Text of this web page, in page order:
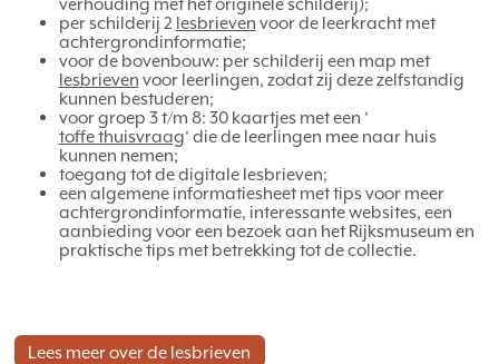
per schilderij 2 lesbrieven voor de leerkracht met
achtergrondinformatie;
voor de bovenbouw: per schilderij een map met
lesbrieven voor leerlingen, zodat zij deze zelfstandig
kunnen bestuderen;
voor groep 3 t/m 8: 30 kaartjes met een ‘
toffe thuisvraag‘ die de leerlingen mee naar huis
kunnen nemen;
toegang tot de digitale lesbrieven;
een algemene informatiesheet met tips voor meer
achtergrondinformatie, interessante websites, een
aanbieding voor een bezoek aan het Rijksmuseum en
praktische tips met betrekking tot de collectie.
Lees meer over de lesbrieven